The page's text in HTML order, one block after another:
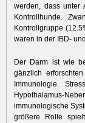
werden, dass unter
Kontrollhunde.
Kontrollgruppe
waren in der IBD-
Der Darm ist wie
gänzlich
Immunologie.
Hypothalamus-
immunologische
größere Rolle